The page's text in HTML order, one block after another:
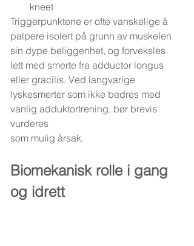
kneet
Triggerpunktene er ofte vanskelige å
palpere isolert på grunn av muskelen
sin dype beliggenhet, og forveksles
lett med smerte fra adductor longus
eller gracilis. Ved langvarige
lyskesmerter som ikke bedres med
vanlig adduktortrening, bør brevis
vurderes
som mulig årsak.
Biomekanisk rolle i gang
og idrett